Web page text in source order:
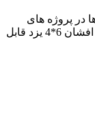
ها در پروژه های
صنعتی و تجاری می باشد. مشخصات فنی کابل افشان 6*4 یزد قابل